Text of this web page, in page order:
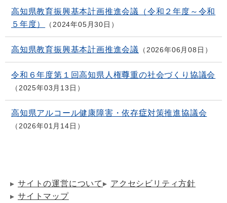
高知県教育振興基本計画推進会議（令和２年度～令和
５年度）
2024年05月30日
高知県教育振興基本計画推進会議 2026年06月08日
令和６年度第１回高知県人権尊重の社会づくり協議会
2025年03月13日
高知県アルコール健康障害・依存症対策推進協議会
2026年01月14日
サイトの運営について
アクセシビリティ方針
サイトマップ